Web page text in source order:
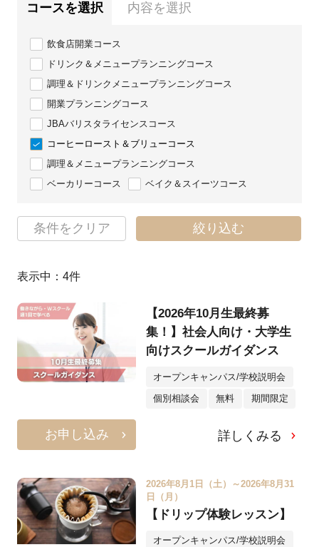
コースを選択 内容を選択
飲食店開業コース
ドリンク＆メニュープランニングコース
調理＆ドリンクメニュープランニングコース
開業プランニングコース
JBAバリスタライセンスコース
コーヒーロースト＆ブリューコース
調理＆メニュープランニングコース
ベーカリーコース
ベイク＆スイーツコース
条件をクリア 絞り込む
表示中： 4件
【2026年10月生最終募
集！】社会人向け・大学生
向けスクールガイダンス
オープンキャンパス/学校説明会
個別相談会 無料 期間限定
お申し込み 詳しくみる
2026年8月1日（土）～2026年8月31
日（月）
【ドリップ体験レッスン】
オープンキャンパス/学校説明会